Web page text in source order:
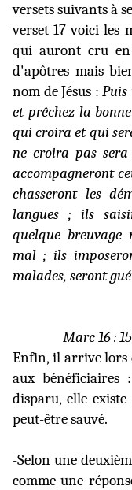
versets suivants à
verset 17 voici les
qui auront cru
d'apôtres mais
nom de Jésus :
et prêchez la
qui croira et qui
ne croira pas
accompagneront
chasseront les
langues ; ils
quelque
mal ; ils
malades, seront
Marc 16 :
Enfin, il arrive lors
aux
disparu, elle
peut-être sauvé.
-Selon une
comme une